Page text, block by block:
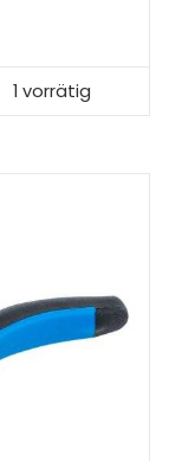
1 vorrätig